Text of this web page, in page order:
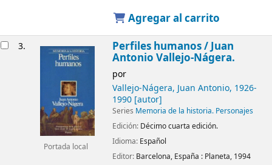
Agregar al carrito
3.
Portada local
Perfiles humanos /Juan
Antonio Vallejo-Nágera.
por
Vallejo-Nágera, Juan Antonio, 1926-
1990[autor]
Series Memoria de la historia. Personajes
Edición: Décimo cuarta edición.
Idioma: Español
Editor: Barcelona, España : Planeta, 1994